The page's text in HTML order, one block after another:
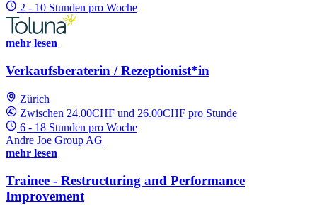
2 - 10 Stunden pro Woche
mehr lesen
Verkaufsberaterin / Rezeptionist*in
Zürich
Zwischen 24.00CHF und 26.00CHF pro Stunde
6 - 18 Stunden pro Woche
Andre Joe Group AG
mehr lesen
Trainee - Restructuring and Performance
Improvement